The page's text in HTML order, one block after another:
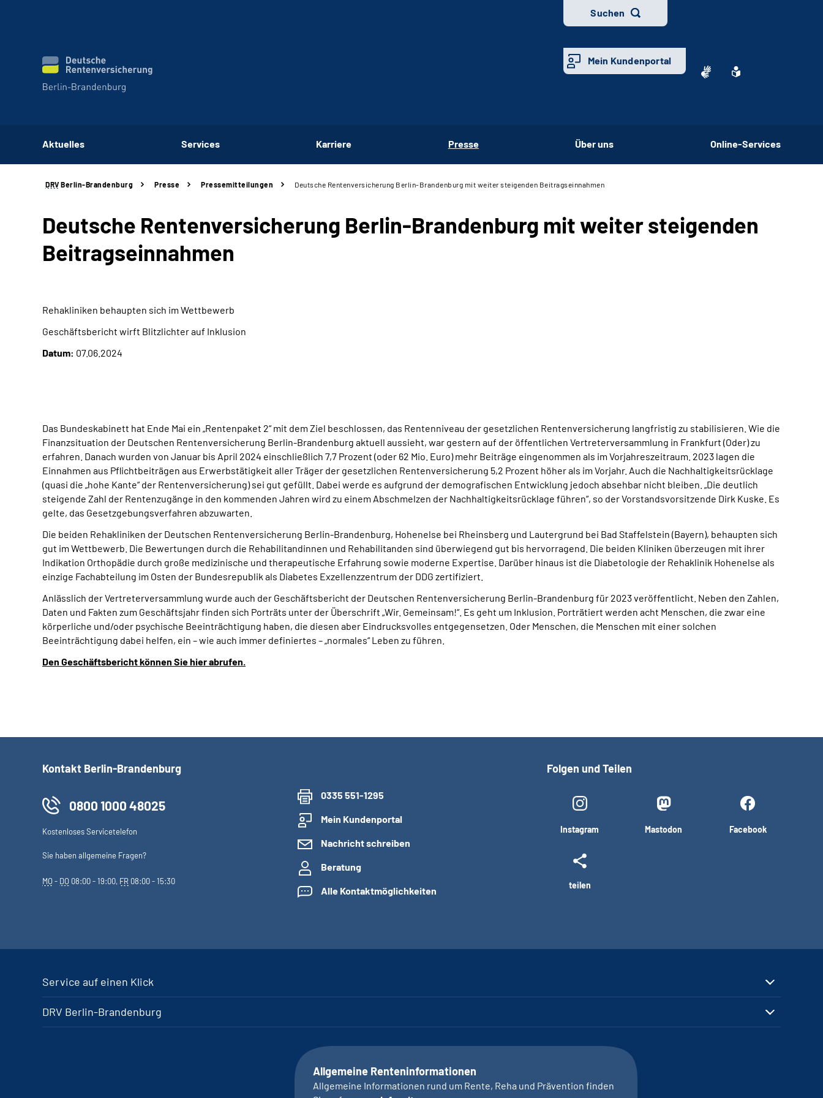
Suchen
Mein Kundenportal
Aktuelles Services Karriere Presse Über uns Online-Services
DRV Berlin-Brandenburg Presse Pressemitteilungen Deutsche Rentenversicherung Berlin-Brandenburg mit weiter steigenden Beitragseinnahmen
Deutsche Rentenversicherung Berlin-Brandenburg mit weiter steigenden
Beitragseinnahmen
Rehakliniken behaupten sich im Wettbewerb
Geschäftsbericht wirft Blitzlichter auf Inklusion
Datum: 07.06.2024
Das Bundeskabinett hat Ende Mai ein „Rentenpaket 2“ mit dem Ziel beschlossen, das Rentenniveau der gesetzlichen Rentenversicherung langfristig zu stabilisieren. Wie die
Finanzsituation der Deutschen Rentenversicherung Berlin-Brandenburg aktuell aussieht, war gestern auf der öffentlichen Vertreterversammlung in Frankfurt (Oder) zu
erfahren. Danach wurden von Januar bis April 2024 einschließlich 7,7 Prozent (oder 62 Mio. Euro) mehr Beiträge eingenommen als im Vorjahreszeitraum. 2023 lagen die
Einnahmen aus Pflichtbeiträgen aus Erwerbstätigkeit aller Träger der gesetzlichen Rentenversicherung 5,2 Prozent höher als im Vorjahr. Auch die Nachhaltigkeitsrücklage
(quasi die „hohe Kante“ der Rentenversicherung) sei gut gefüllt. Dabei werde es aufgrund der demografischen Entwicklung jedoch absehbar nicht bleiben. „Die deutlich
steigende Zahl der Rentenzugänge in den kommenden Jahren wird zu einem Abschmelzen der Nachhaltigkeitsrücklage führen“, so der Vorstandsvorsitzende Dirk Kuske. Es
gelte, das Gesetzgebungsverfahren abzuwar­ten.
Die beiden Rehakliniken der Deutschen Rentenversicherung Berlin-Brandenburg, Hohenelse bei Rheinsberg und Lautergrund bei Bad Staffelstein (Bayern), behaup­ten sich
gut im Wettbewerb. Die Bewertungen durch die Rehabilitandinnen und Rehabilitanden sind überwiegend gut bis hervorragend. Die beiden Kliniken über­zeugen mit ihrer
Indikation Orthopädie durch große medizinische und therapeu­tische Erfahrung sowie moderne Expertise. Darüber hinaus ist die Diabetologie der Rehaklinik Hohenelse als
einzige Fachabteilung im Osten der Bundesrepublik als Diabetes Exzellenzzentrum der DDG zertifiziert.
Anlässlich der Vertreterversammlung wurde auch der Geschäftsbericht der Deutschen Rentenversicherung Berlin-Brandenburg für 2023 veröffentlicht. Neben den Zahlen,
Daten und Fakten zum Geschäftsjahr finden sich Porträts unter der Überschrift „Wir. Gemeinsam!“. Es geht um Inklusion. Porträtiert werden acht Menschen, die zwar eine
körperliche und/oder psychische Beeinträchtigung haben, die diesen aber Eindrucksvolles entgegensetzen. Oder Menschen, die Menschen mit einer solchen
Beeinträchtigung dabei helfen, ein – wie auch immer definiertes – „normales“ Leben zu führen.
Den Geschäftsbericht können Sie hier abrufen.
Kontakt Berlin-Brandenburg
0800 1000 48025
Kostenloses Servicetelefon
Sie haben allgemeine Fragen?
MO- DO 08:00 - 19:00, FR 08:00 - 15:30
0335 551-1295
Mein Kundenportal
Nachricht schreiben
Beratung
Alle Kontaktmöglichkeiten
Folgen und Teilen
Instagram Mastodon Facebook
teilen
Service auf einen Klick
DRV Berlin-Brandenburg
Allgemeine Renteninformationen
Allgemeine Informationen rund um Rente, Reha und Prävention finden